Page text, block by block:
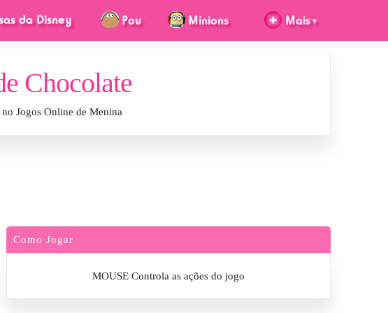
Chocolate
Jogos Online de Menina
Como Jogar
MOUSE Controla as ações do jogo